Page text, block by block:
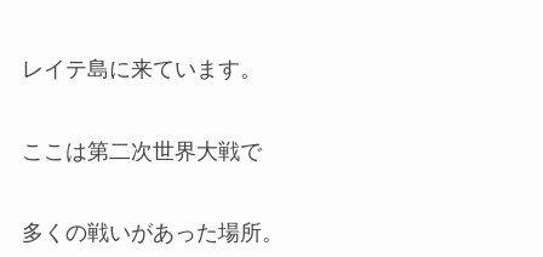
レイテ島に来ています。
ここは第二次世界大戦で
多くの戦いがあった場所。